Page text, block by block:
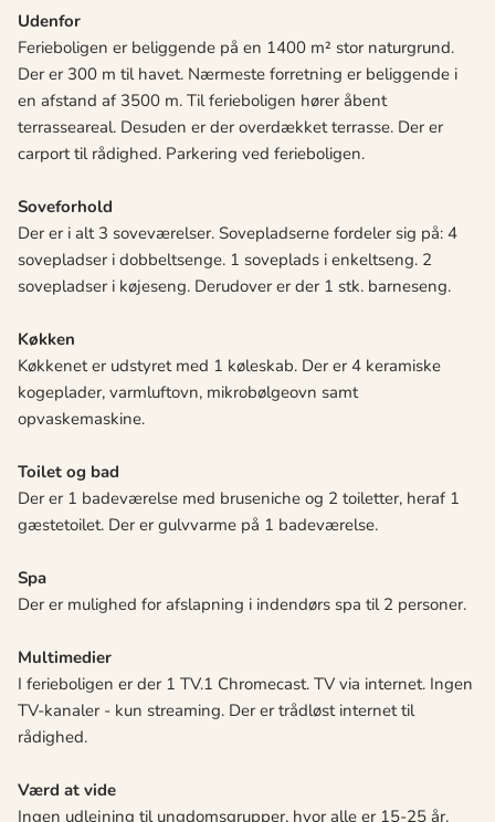
Udenfor
Ferieboligen er beliggende på en 1400 m² stor naturgrund.
Der er 300 m til havet. Nærmeste forretning er beliggende i
en afstand af 3500 m. Til ferieboligen hører åbent
terrasseareal. Desuden er der overdækket terrasse. Der er
carport til rådighed. Parkering ved ferieboligen.
Soveforhold
Der er i alt 3 soveværelser. Sovepladserne fordeler sig på: 4
sovepladser i dobbeltsenge. 1 soveplads i enkeltseng. 2
sovepladser i køjeseng. Derudover er der 1 stk. barneseng.
Køkken
Køkkenet er udstyret med 1 køleskab. Der er 4 keramiske
kogeplader, varmluftovn, mikrobølgeovn samt
opvaskemaskine.
Toilet og bad
Der er 1 badeværelse med bruseniche og 2 toiletter, heraf 1
gæstetoilet. Der er gulvvarme på 1 badeværelse.
Spa
Der er mulighed for afslapning i indendørs spa til 2 personer.
Multimedier
I ferieboligen er der 1 TV.1 Chromecast. TV via internet. Ingen
TV-kanaler - kun streaming. Der er trådløst internet til
rådighed.
Værd at vide
Ingen udlejning til ungdomsgrupper, hvor alle er 15-25 år.